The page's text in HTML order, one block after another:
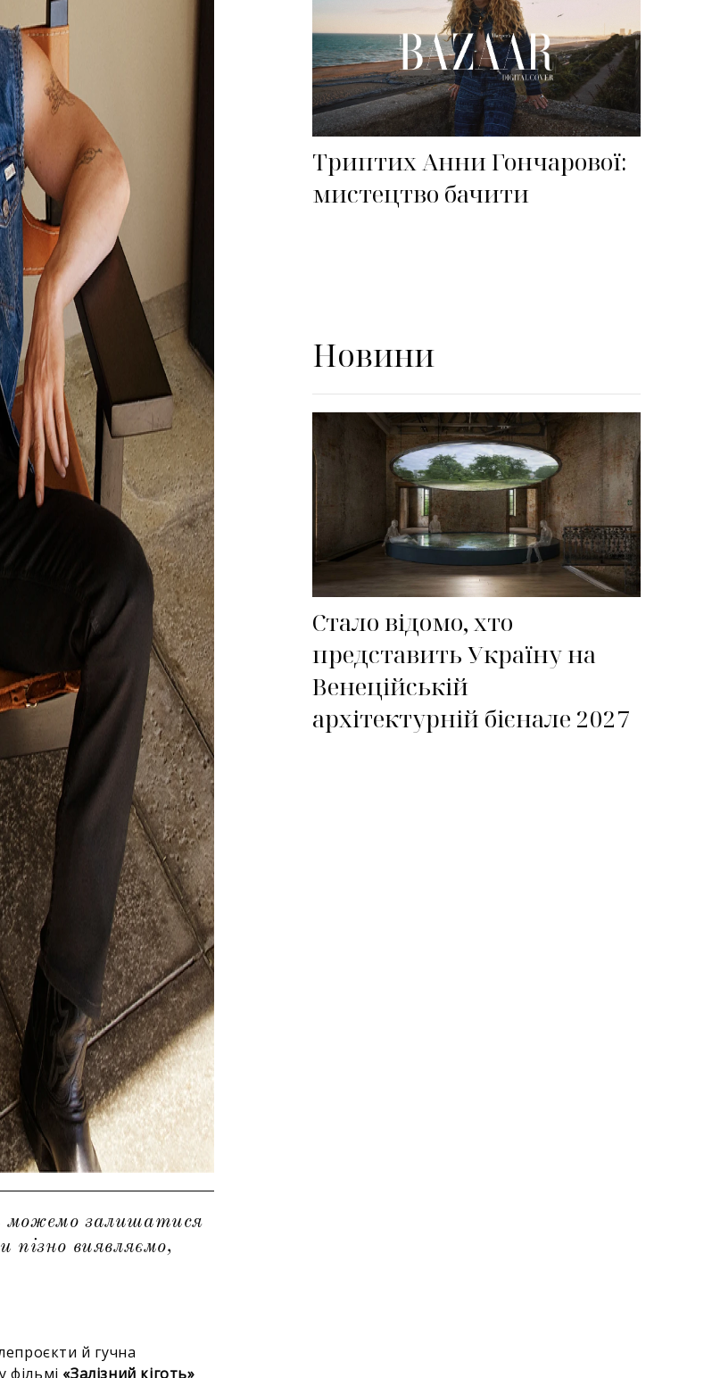
можемо залишатися
пізно виявляємо,
й гучна
фільмі «Залізний кіготь»
Триптих Анни Гончарової:
мистецтво бачити
Новини
Стало відомо, хто
представить Україну на
Венеційській
архітектурній бієнале 2027